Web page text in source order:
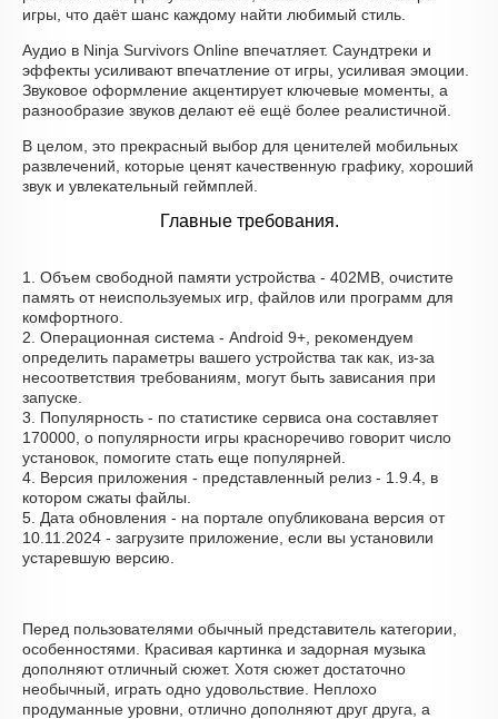
игры, что даёт шанс каждому найти любимый стиль.
Аудио в Ninja Survivors Online впечатляет. Саундтреки и
эффекты усиливают впечатление от игры, усиливая эмоции.
Звуковое оформление акцентирует ключевые моменты, а
разнообразие звуков делают её ещё более реалистичной.
В целом, это прекрасный выбор для ценителей мобильных
развлечений, которые ценят качественную графику, хороший
звук и увлекательный геймплей.
Главные требования.
1. Объем свободной памяти устройства - 402MB, очистите
память от неиспользуемых игр, файлов или программ для
комфортного.
2. Операционная система - Android 9+, рекомендуем
определить параметры вашего устройства так как, из-за
несоответствия требованиям, могут быть зависания при
запуске.
3. Популярность - по статистике сервиса она составляет
170000, о популярности игры красноречиво говорит число
установок, помогите стать еще популярней.
4. Версия приложения - представленный релиз - 1.9.4, в
котором сжаты файлы.
5. Дата обновления - на портале опубликована версия от
10.11.2024 - загрузите приложение, если вы установили
устаревшую версию.
Перед пользователями обычный представитель категории,
особенностями. Красивая картинка и задорная музыка
дополняют отличный сюжет. Хотя сюжет достаточно
необычный, играть одно удовольствие. Неплохо
продуманные уровни, отлично дополняют друг друга, а